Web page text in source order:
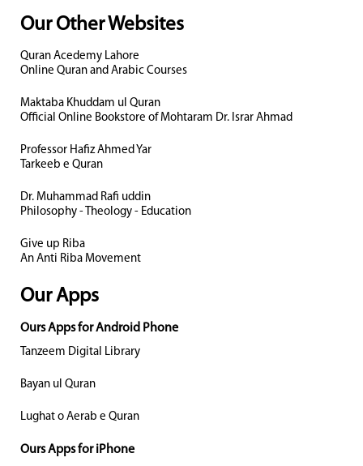
Our Other Websites
Quran Acedemy Lahore
Online Quran and Arabic Courses
Maktaba Khuddam ul Quran
Official Online Bookstore of Mohtaram Dr. Israr Ahmad
Professor Hafiz Ahmed Yar
Tarkeeb e Quran
Dr. Muhammad Rafi uddin
Philosophy - Theology - Education
Give up Riba
An Anti Riba Movement
Our Apps
Ours Apps for Android Phone
Tanzeem Digital Library
Bayan ul Quran
Lughat o Aerab e Quran
Ours Apps for iPhone